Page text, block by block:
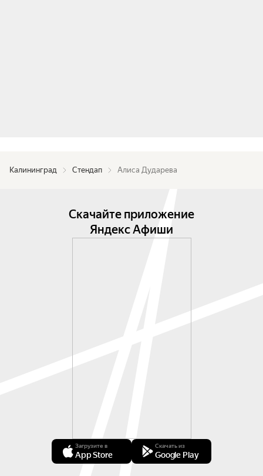
Калининград Стендап Алиса Дударева
Скачайте приложение
Яндекс Афиши
Загрузите в
App Store
Скачать из
Google Play